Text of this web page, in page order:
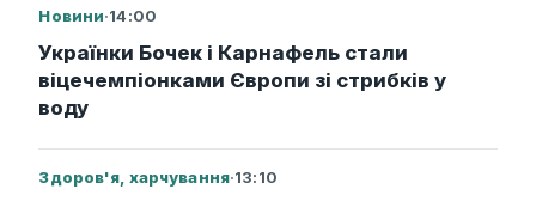
Новини·14:00
Українки Бочек і Карнафель стали
віцечемпіонками Європи зі стрибків у
воду
Здоров'я, харчування·13:10